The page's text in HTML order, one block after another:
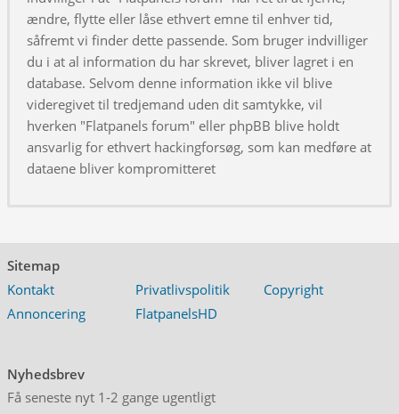
ændre, flytte eller låse ethvert emne til enhver tid,
såfremt vi finder dette passende. Som bruger indvilliger
du i at al information du har skrevet, bliver lagret i en
database. Selvom denne information ikke vil blive
videregivet til tredjemand uden dit samtykke, vil
hverken "Flatpanels forum" eller phpBB blive holdt
ansvarlig for ethvert hackingforsøg, som kan medføre at
dataene bliver kompromitteret
Sitemap
Kontakt
Privatlivspolitik
Copyright
Annoncering
FlatpanelsHD
Nyhedsbrev
Få seneste nyt 1-2 gange ugentligt